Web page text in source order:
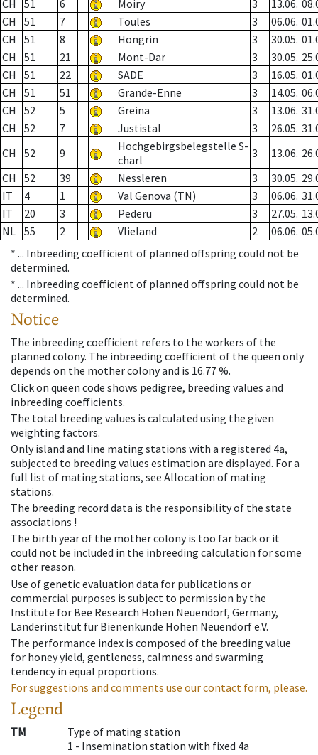
CH 51 6 Moiry 3 13.06.
CH
51 7 Toules 3 06.06.
CH
51 8 Hongrin 3 30.05.
CH
51 21 Mont-Dar 3 30.05.
CH
51 22 SADE 3 16.05.
CH
51 51 Grande-Enne 3 14.05.
CH
52 5 Greina 3 13.06.
CH
52 7 Justistal 3 26.05.
CH
52 9
Hochgebirgsbelegstelle S-
charl
3 13.06.
CH
52 39 Nessleren 3 30.05.
IT
4 1 Val Genova (TN) 3 06.06.
IT
20 3 Pederü 3 27.05.
NL 55 2 Vlieland 2 06.06.
* ... Inbreeding coefficient of planned offspring could not be
determined.
* ... Inbreeding coefficient of planned offspring could not be
determined.
Notice
The inbreeding coefficient refers to the workers of the
planned colony. The inbreeding coefficient of the queen only
depends on the mother colony and is 16.77 %.
Click on queen code shows pedigree, breeding values and
inbreeding coefficients.
The total breeding values is calculated using the given
weighting factors.
Only island and line mating stations with a registered 4a,
subjected to breeding values estimation are displayed. For a
full list of mating stations, see Allocation of mating
stations.
The breeding record data is the responsibility of the state
associations !
The birth year of the mother colony is too far back or it
could not be included in the inbreeding calculation for some
other reason.
Use of genetic evaluation data for publications or
commercial purposes is subject to permission by the
Institute for Bee Research Hohen Neuendorf, Germany,
Länderinstitut für Bienenkunde Hohen Neuendorf e.V.
The performance index is composed of the breeding value
for honey yield, gentleness, calmness and swarming
tendency in equal proportions.
For suggestions and comments use our contact form, please.
Legend
TM
Type of mating station
1 - Insemination station with fixed 4a